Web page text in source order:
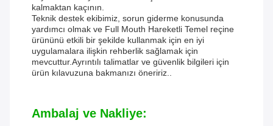
kalmaktan kaçının.
Teknik destek ekibimiz, sorun giderme konusunda
yardımcı olmak ve Full Mouth Hareketli Temel reçine
ürününü etkili bir şekilde kullanmak için en iyi
uygulamalara ilişkin rehberlik sağlamak için
mevcuttur.Ayrıntılı talimatlar ve güvenlik bilgileri için
ürün kılavuzuna bakmanızı öneririz..
Ambalaj ve Nakliye: